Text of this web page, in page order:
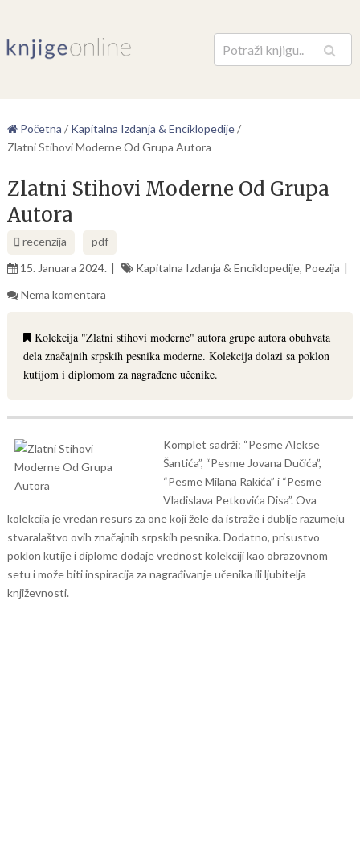
Pretraga
Početna / Kapitalna Izdanja & Enciklopedije/
Zlatni Stihovi Moderne Od Grupa Autora
Zlatni Stihovi Moderne Od Grupa
Autora
recenzija
pdf
15. Januara 2024.
Kapitalna Izdanja & Enciklopedije, Poezija
Nema komentara
Kolekcija "Zlatni stihovi moderne" autora grupe autora obuhvata
dela značajnih srpskih pesnika moderne. Kolekcija dolazi sa poklon
kutijom i diplomom za nagrađene učenike.
Komplet sadrži: “Pesme Alekse
Šantića”, “Pesme Jovana Dučića”,
“Pesme Milana Rakića” i “Pesme
Vladislava Petkovića Disa”. Ova
kolekcija je vredan resurs za one koji žele da istraže i dublje razumeju
stvaralaštvo ovih značajnih srpskih pesnika. Dodatno, prisustvo
poklon kutije i diplome dodaje vrednost kolekciji kao obrazovnom
setu i može biti inspiracija za nagrađivanje učenika ili ljubitelja
književnosti.